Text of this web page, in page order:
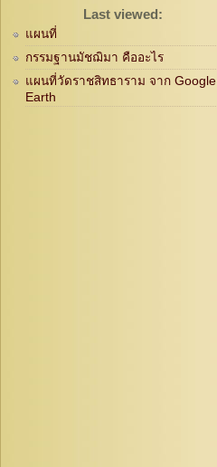
Last viewed:
แผนที่
กรรมฐานมัชฌิมา คืออะไร
แผนที่วัดราชสิทธาราม จาก Google
Earth